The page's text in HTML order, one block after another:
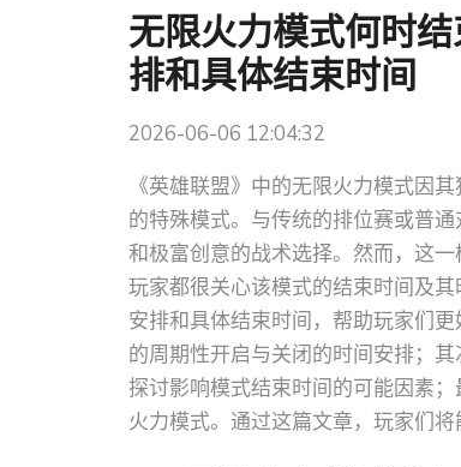
无限火力模式何时
排和具体结束时间
2026-06-06 12:04:32
《英雄联盟》中的无限火力模式因
的特殊模式。与传统的排位赛或普
和极富创意的战术选择。然而，这
玩家都很关心该模式的结束时间及
安排和具体结束时间，帮助玩家们
的周期性开启与关闭的时间安排；
探讨影响模式结束时间的可能因素
火力模式。通过这篇文章，玩家们